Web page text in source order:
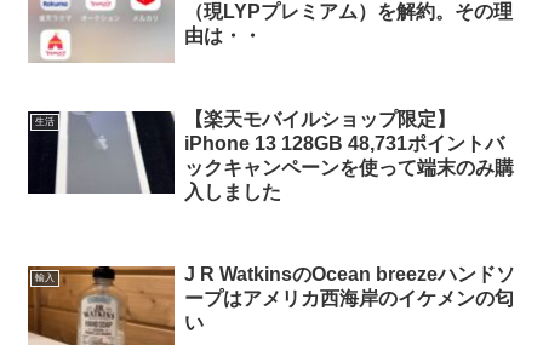
（現LYPプレミアム）を解約。その理
由は・・
生活
【楽天モバイルショップ限定】
iPhone 13 128GB 48,731ポイントバ
ックキャンペーンを使って端末のみ購
入しました
輸入
J R WatkinsのOcean breezeハンドソ
ープはアメリカ西海岸のイケメンの匂
い